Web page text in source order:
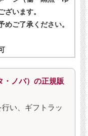
ざいます。
ご了承ください。
・ノバ）の正規販
い、ギフトラッ